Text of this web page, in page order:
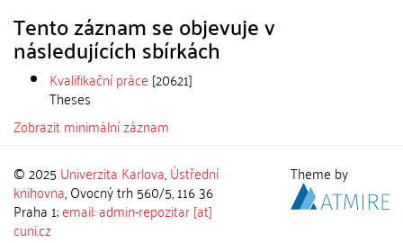
Tento záznam se objevuje v
následujících sbírkách
Kvalifikační práce [20621]
Theses
Zobrazit minimální záznam
© 2025 Univerzita Karlova,Ústřední
knihovna, Ovocný trh 560/5, 116 36
Praha 1;email: admin-repozitar [at]
cuni.cz
Theme by